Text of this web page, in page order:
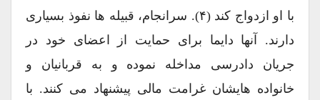
با او ازدواج کند (۴). سرانجام، قبیله ها نفوذ بسیاری
دارند. آنها دایما برای حمایت از اعضای خود در
جریان دادرسی مداخله نموده و به قربانیان و
خانواده هایشان غرامت مالی پیشنهاد می کنند. با